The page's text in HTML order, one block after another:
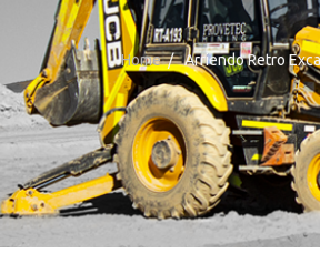
Home / Arriendo Retro